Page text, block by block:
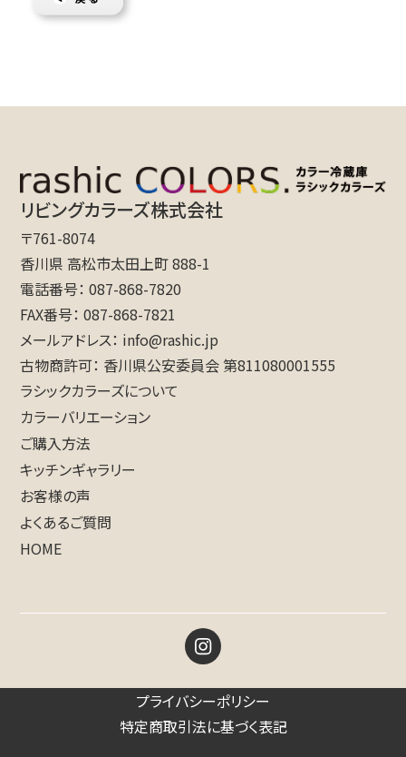
リビングカラーズ株式会社
〒761-8074
香川県 高松市太田上町 888-1
電話番号 087-868-7820
FAX番号 087-868-7821
メールアドレス info@rashic.jp
古物商許可 香川県公安委員会 第811080001555
ラシックカラーズについて
カラーバリエーション
ご購入方法
キッチンギャラリー
お客様の声
よくあるご質問
HOME
プライバシーポリシー
特定商取引法に基づく表記